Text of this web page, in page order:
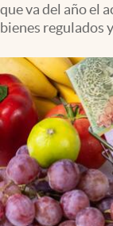
Infotechnology
Clima
Mundial 2026
Eventos Corporativos
El Cronista Studio
Mediakit
que va del año el
bienes regulados